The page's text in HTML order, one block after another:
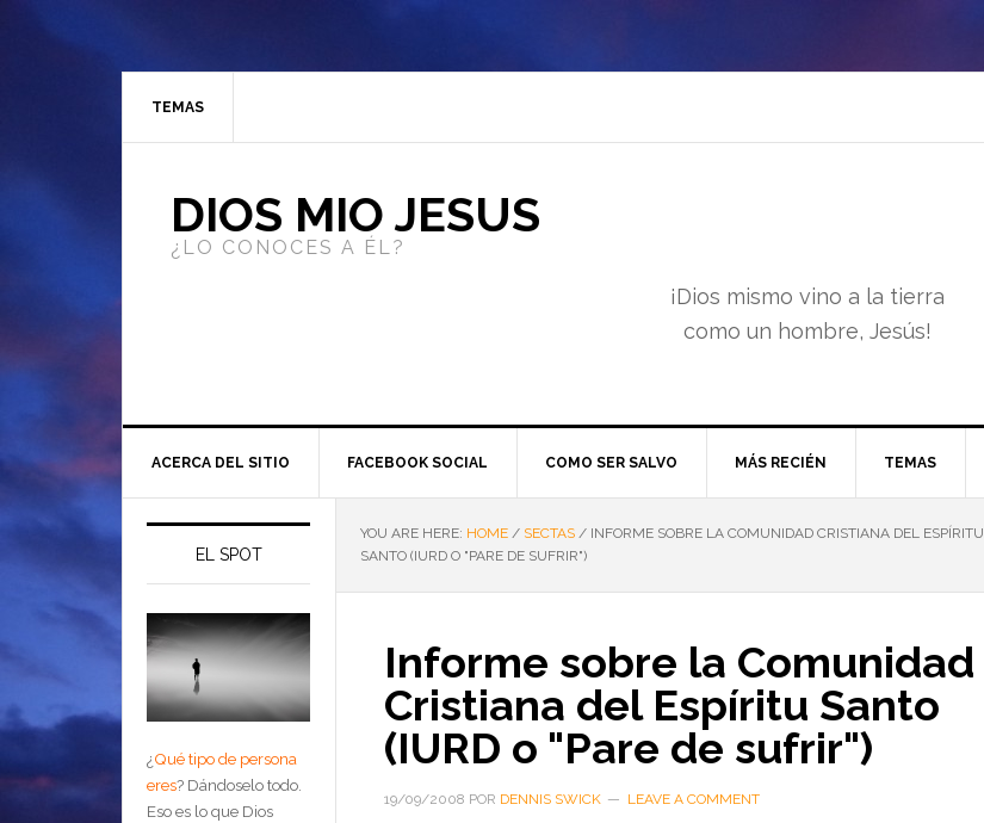
TEMAS
DIOS MIO JESUS
¿LO CONOCES A ÉL?
¡Dios mismo vino a la tierra
como un hombre, Jesús!
ACERCA DEL SITIO FACEBOOK SOCIAL COMO SER SALVO MÁS RECIÉN TEMAS
YOU ARE HERE: HOME / SECTAS / INFORME SOBRE LA COMUNIDAD CRISTIANA DEL ESPÍRITU
SANTO (IURD O "PARE DE SUFRIR")
Informe sobre la Comunidad
Cristiana del Espíritu Santo
(IURD o "Pare de sufrir")
19/09/2008 POR DENNIS SWICK LEAVE A COMMENT
EL SPOT
¿Qué tipo de persona
eres? Dándoselo todo.
Eso es lo que Dios